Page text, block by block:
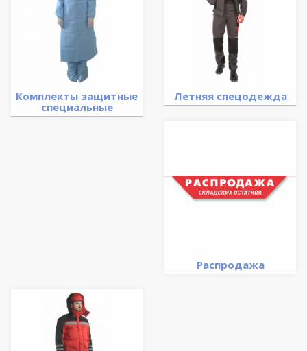
Комплекты защитные
специальные
Летняя спецодежда
Распродажа